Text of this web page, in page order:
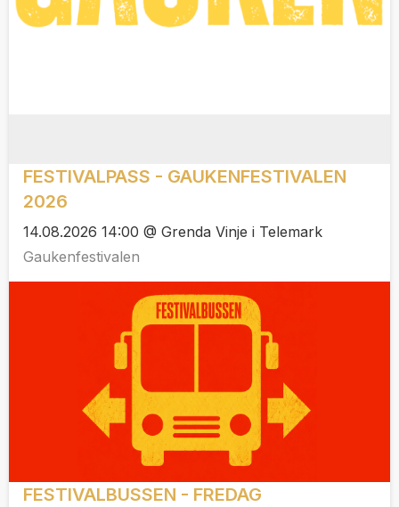
FESTIVALPASS - GAUKENFESTIVALEN
2026
14.08.2026 14:00 @ Grenda Vinje i Telemark
Gaukenfestivalen
FESTIVALBUSSEN - FREDAG